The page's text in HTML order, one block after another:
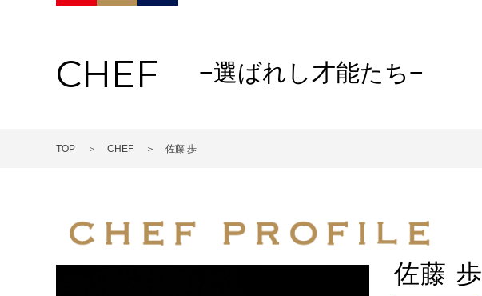
CHEF −選ばれし才能たち−
TOP CHEF 佐藤 歩
佐藤 歩